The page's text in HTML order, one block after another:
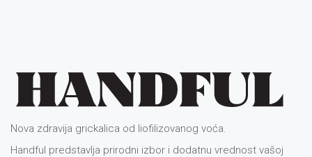
Nova zdravija grickalica od liofilizovanog voća.
Handful predstavlja prirodni izbor i dodatnu vrednost vašoj